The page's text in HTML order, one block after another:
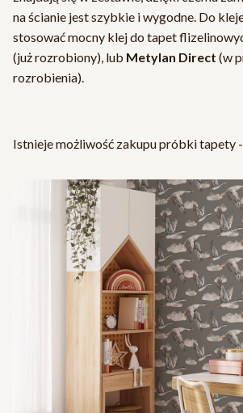
na ścianie jest szybkie i wygodne. Do
stosować mocny klej do tapet
(już rozrobiony), lub Metylan Direct (w
rozrobienia).
Istnieje możliwość zakupu próbki tapety -